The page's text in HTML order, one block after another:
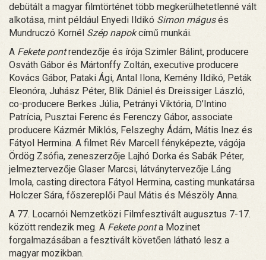
debütált a magyar filmtörténet több megkerülhetetlenné vált
alkotása, mint például Enyedi Ildikó Simon mágusés
Mundruczó Kornél Szép napokcímű munkái.
A Fekete pontrendezője és írója Szimler Bálint, producere
Osváth Gábor és Mártonffy Zoltán, executive producere
Kovács Gábor, Pataki Ági, Antal Ilona, Kemény Ildikó, Peták
Eleonóra, Juhász Péter, Blik Dániel és Dreissiger László,
co-producere Berkes Júlia, Petrányi Viktória, D’Intino
Patrícia, Pusztai Ferenc és Ferenczy Gábor, associate
producere Kázmér Miklós, Felszeghy Ádám, Mátis Inez és
Fátyol Hermina. A filmet Rév Marcell fényképezte, vágója
Ördög Zsófia, zeneszerzője Lajhó Dorka és Sabák Péter,
jelmeztervezője Glaser Marcsi, látványtervezője Láng
Imola, casting directora Fátyol Hermina, casting munkatársa
Holczer Sára, főszereplői Paul Mátis és Mészöly Anna.
A 77. Locarnói Nemzetközi Filmfesztivált augusztus 7-17.
között rendezik meg. A Fekete ponta Mozinet
forgalmazásában a fesztivált követően látható lesz a
magyar mozikban.